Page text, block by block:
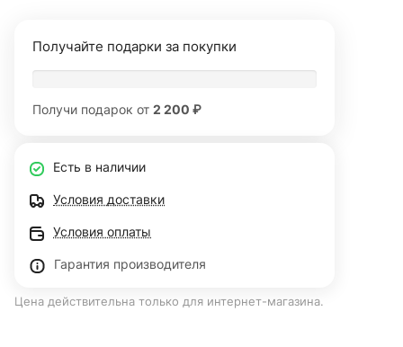
Получайте подарки за покупки
Получи подарок от 2 200 ₽
Есть в наличии
Условия доставки
Условия оплаты
Гарантия производителя
Цена действительна только для интернет-магазина.